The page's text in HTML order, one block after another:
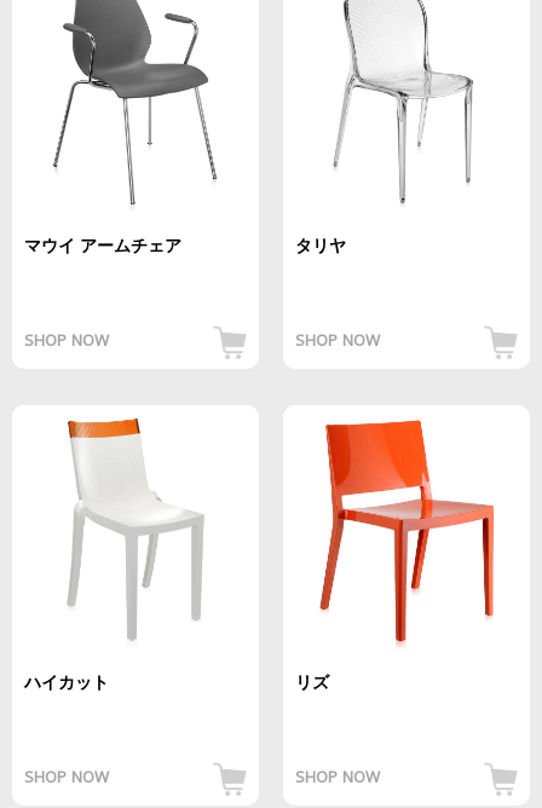
マウイ アームチェア
SHOP NOW
タリヤ
SHOP NOW
ハイカット
SHOP NOW
リズ
SHOP NOW